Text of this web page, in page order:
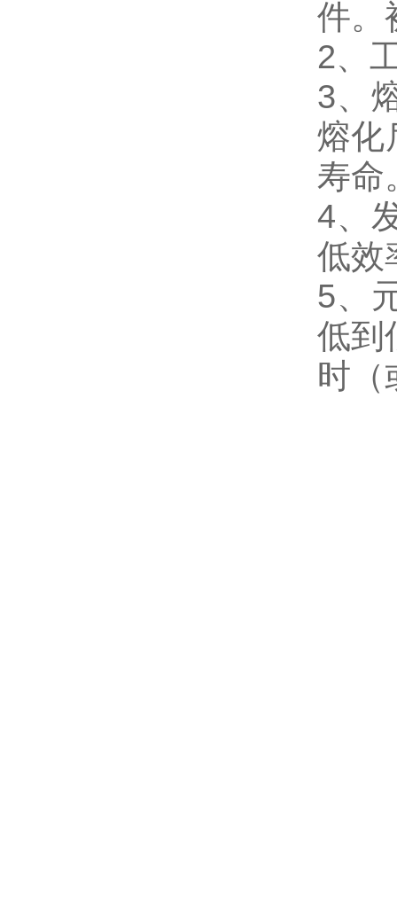
件。
2、
3、
熔化
寿命
4、
低效
5、
低到
时（